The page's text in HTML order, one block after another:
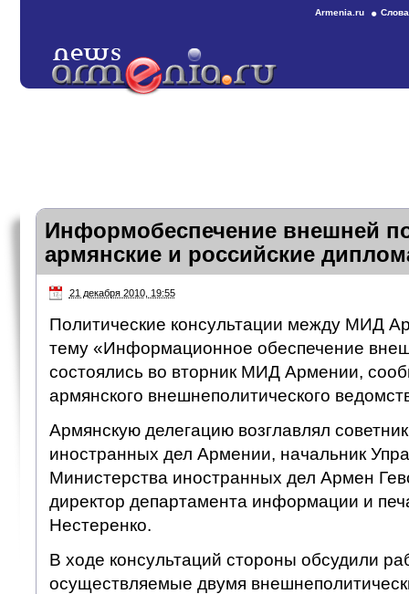
Armenia.ru
Информобеспечение внешней
армянские и российские
21 декабря 2010, 19:55
Политические консультации между МИД
тему «Информационное обеспечение
состоялись во вторник МИД Армении,
армянского внешнеполитического
Армянскую делегацию возглавлял
иностранных дел Армении, начальник
Министерства иностранных дел Армен
директор департамента информации и
Нестеренко.
В ходе консультаций стороны обсудили
осуществляемые двумя